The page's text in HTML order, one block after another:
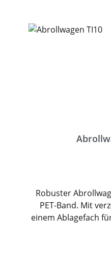
Robuster
PET-Band. Mit
einem Ablagefach